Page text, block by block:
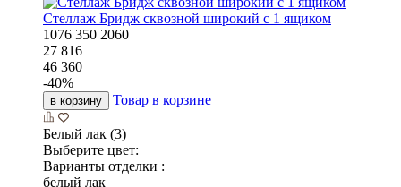
Стеллаж Бридж сквозной широкий с 1 ящиком
1076 350 2060
27 816
46 360
-40%
в корзину Товар в корзине
Белый лак (3)
Выберите цвет:
Варианты отделки :
белый лак